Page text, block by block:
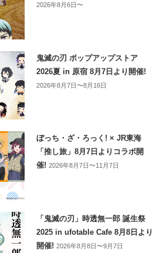
2026年8月6日〜
鬼滅の刃 ポップアップストア
2026夏 in 原宿 8月7日より開催!
2026年8月7日〜8月16日
ぼっち・ざ・ろっく! × JR東海
「推し旅」8月7日よりコラボ開
催!2026年8月7日〜11月7日
「鬼滅の刃」時透無一郎 誕生祭
2025 in ufotable Cafe 8月8日より
開催!2026年8月8日〜9月7日